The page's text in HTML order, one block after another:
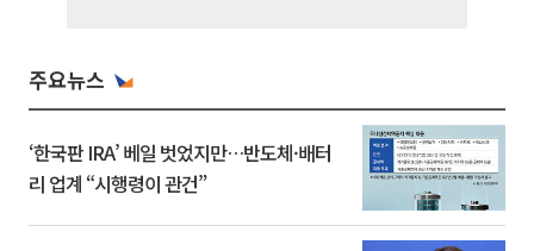
주요뉴스
‘한국판 IRA’ 베일 벗었지만…반도체·배터
리 업계 “시행령이 관건”